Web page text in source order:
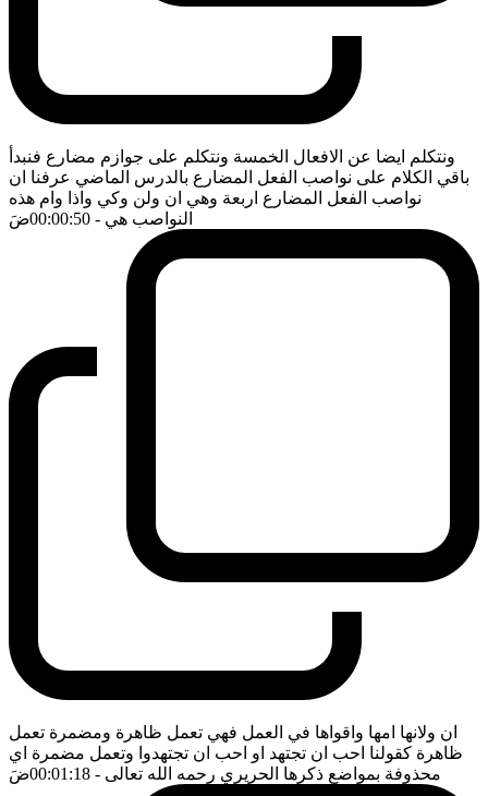
ونتكلم ايضا عن الافعال الخمسة ونتكلم على جوازم مضارع فنبدأ
باقي الكلام على نواصب الفعل المضارع بالدرس الماضي عرفنا ان
نواصب الفعل المضارع اربعة وهي ان ولن وكي واذا وام هذه
النواصب هي - 00:00:50 ضَ
ان ولانها امها واقواها في العمل فهي تعمل ظاهرة ومضمرة تعمل
ظاهرة كقولنا احب ان تجتهد او احب ان تجتهدوا وتعمل مضمرة اي
محذوفة بمواضع ذكرها الحريري رحمه الله تعالى - 00:01:18 ضَ